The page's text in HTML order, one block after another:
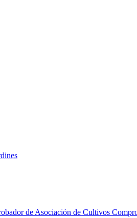
de Asociación de Cultivos